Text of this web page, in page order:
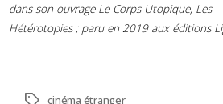
dans son ouvrage Le Corps Utopique, Les
Hétérotopies ; paru en 2019 aux éditions
Étiquettes
cinéma étranger